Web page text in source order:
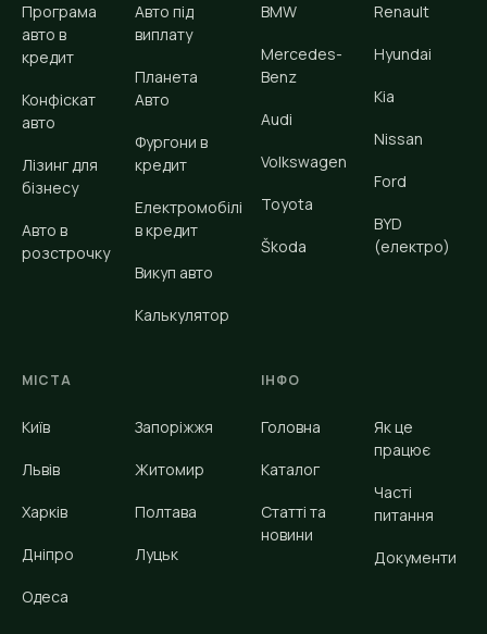
Програма
авто в
кредит
Конфіскат
авто
Лізинг для
бізнесу
Авто в
розстрочку
Авто під
виплату
Планета
Авто
Фургони в
кредит
Електромобілі
в кредит
Викуп авто
Калькулятор
BMW
Mercedes-
Benz
Audi
Volkswagen
Toyota
Škoda
Renault
Hyundai
Kia
Nissan
Ford
BYD
(електро)
МІСТА
Київ
Львів
Харків
Дніпро
Одеса
Запоріжжя
Житомир
Полтава
Луцьк
ІНФО
Головна
Каталог
Статті та
новини
Як це
працює
Часті
питання
Документи